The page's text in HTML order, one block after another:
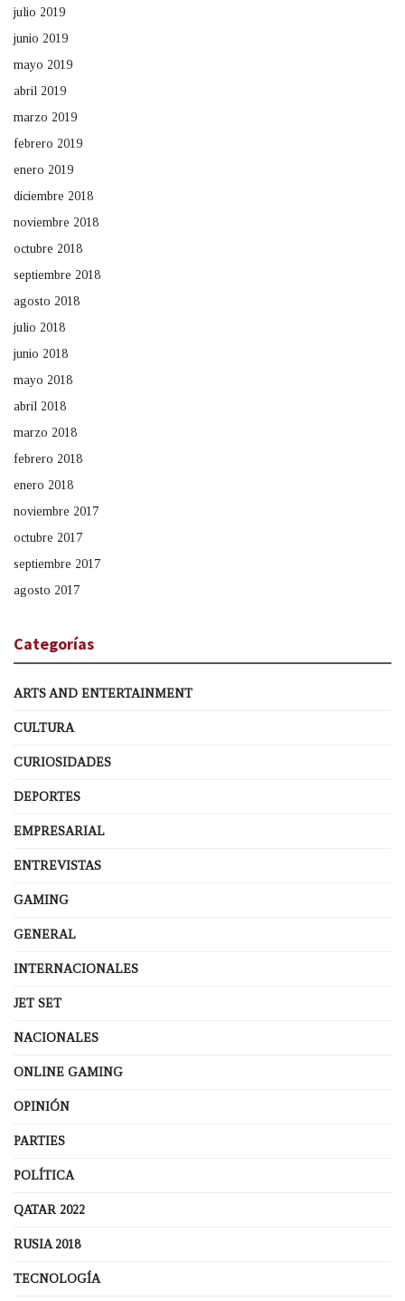
julio 2019
junio 2019
mayo 2019
abril 2019
marzo 2019
febrero 2019
enero 2019
diciembre 2018
noviembre 2018
octubre 2018
septiembre 2018
agosto 2018
julio 2018
junio 2018
mayo 2018
abril 2018
marzo 2018
febrero 2018
enero 2018
noviembre 2017
octubre 2017
septiembre 2017
agosto 2017
Categorías
ARTS AND ENTERTAINMENT
CULTURA
CURIOSIDADES
DEPORTES
EMPRESARIAL
ENTREVISTAS
GAMING
GENERAL
INTERNACIONALES
JET SET
NACIONALES
ONLINE GAMING
OPINIÓN
PARTIES
POLÍTICA
QATAR 2022
RUSIA 2018
TECNOLOGÍA